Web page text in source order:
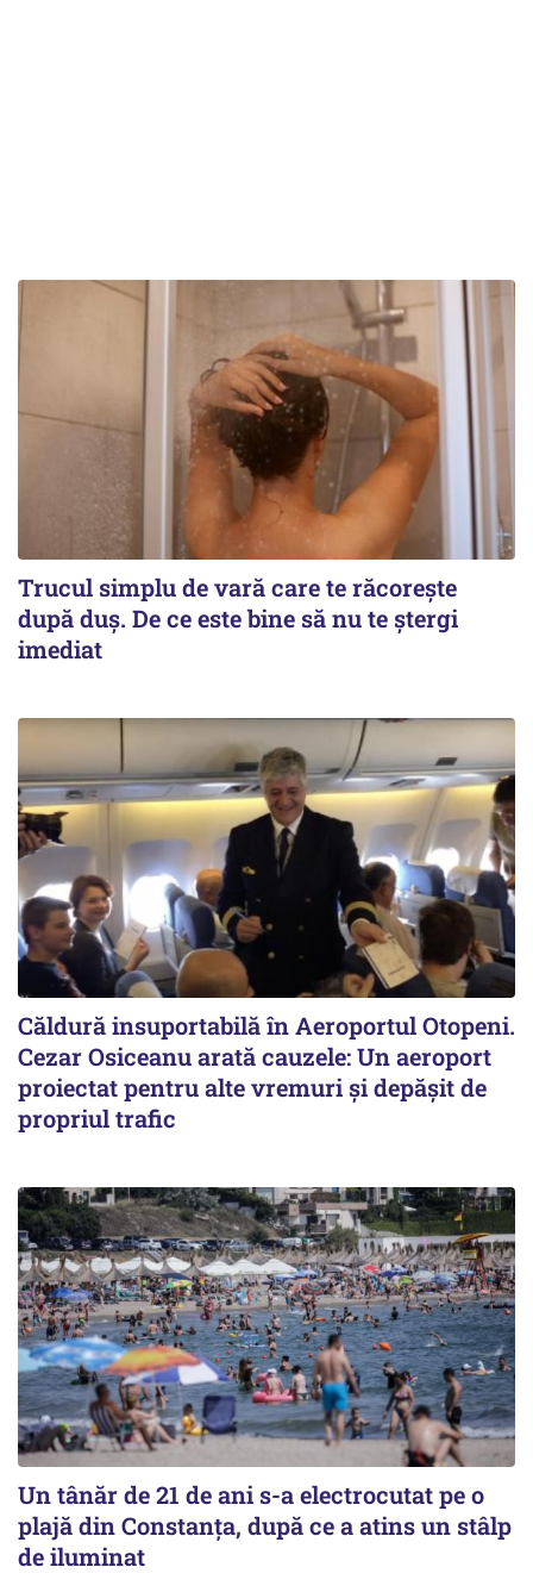
Trucul simplu de vară care te răcorește
după duș. De ce este bine să nu te ștergi
imediat
Căldură insuportabilă în Aeroportul Otopeni.
Cezar Osiceanu arată cauzele: Un aeroport
proiectat pentru alte vremuri și depășit de
propriul trafic
Un tânăr de 21 de ani s-a electrocutat pe o
plajă din Constanța, după ce a atins un stâlp
de iluminat